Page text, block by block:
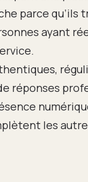
parce qu’ils
ayant
réponses
les